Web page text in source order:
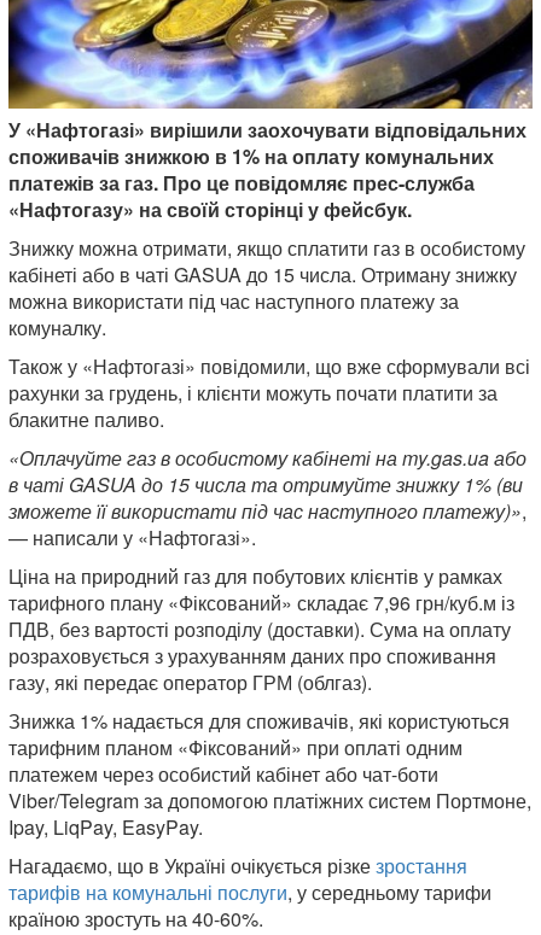
У «Нафтогазі» вирішили заохочувати відповідальних
споживачів знижкою в 1% на оплату комунальних
платежів за газ. Про це повідомляє прес-служба
«Нафтогазу» на своїй сторінці у фейсбук.
Знижку можна отримати, якщо сплатити газ в особистому
кабінеті або в чаті GASUA до 15 числа. Отриману знижку
можна використати під час наступного платежу за
комуналку.
Також у «Нафтогазі» повідомили, що вже сформували всі
рахунки за грудень, і клієнти можуть почати платити за
блакитне паливо.
«Оплачуйте газ в особистому кабінеті на my.gas.ua або
в чаті GASUA до 15 числа та отримуйте знижку 1% (ви
зможете її використати під час наступного платежу)»,
— написали у «Нафтогазі».
Ціна на природний газ для побутових клієнтів у рамках
тарифного плану «Фіксований» складає 7,96 грн/куб.м із
ПДВ, без вартості розподілу (доставки). Сума на оплату
розраховується з урахуванням даних про споживання
газу, які передає оператор ГРМ (облгаз).
Знижка 1% надається для споживачів, які користуються
тарифним планом «Фіксований» при оплаті одним
платежем через особистий кабінет або чат-боти
Viber/Telegram за допомогою платіжних систем Портмоне,
Ipay, LiqPay, EasyPay.
Нагадаємо, що в Україні очікується різкезростання
тарифів на комунальні послуги, у середньому тарифи
країною зростуть на 40-60%.